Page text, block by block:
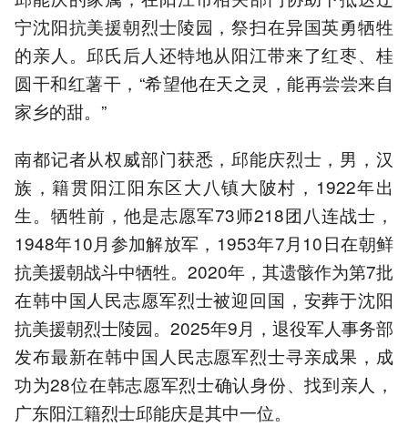
宁沈阳抗美援朝烈士陵园，祭扫在异国英勇牺牲
的亲人。邱氏后人还特地从阳江带来了红枣、桂
圆干和红薯干，“希望他在天之灵，能再尝尝来自
家乡的甜。”
南都记者从权威部门获悉，邱能庆烈士，男，汉
族，籍贯阳江阳东区大八镇大陂村，1922年出
生。牺牲前，他是志愿军73师218团八连战士，
1948年10月参加解放军，1953年7月10日在朝鲜
抗美援朝战斗中牺牲。2020年，其遗骸作为第7批
在韩中国人民志愿军烈士被迎回国，安葬于沈阳
抗美援朝烈士陵园。2025年9月，退役军人事务部
发布最新在韩中国人民志愿军烈士寻亲成果，成
功为28位在韩志愿军烈士确认身份、找到亲人，
广东阳江籍烈士邱能庆是其中一位。